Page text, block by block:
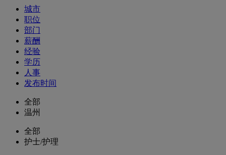
城市
职位
部门
薪酬
经验
学历
人事
发布时间
全部
温州
全部
护士/护理